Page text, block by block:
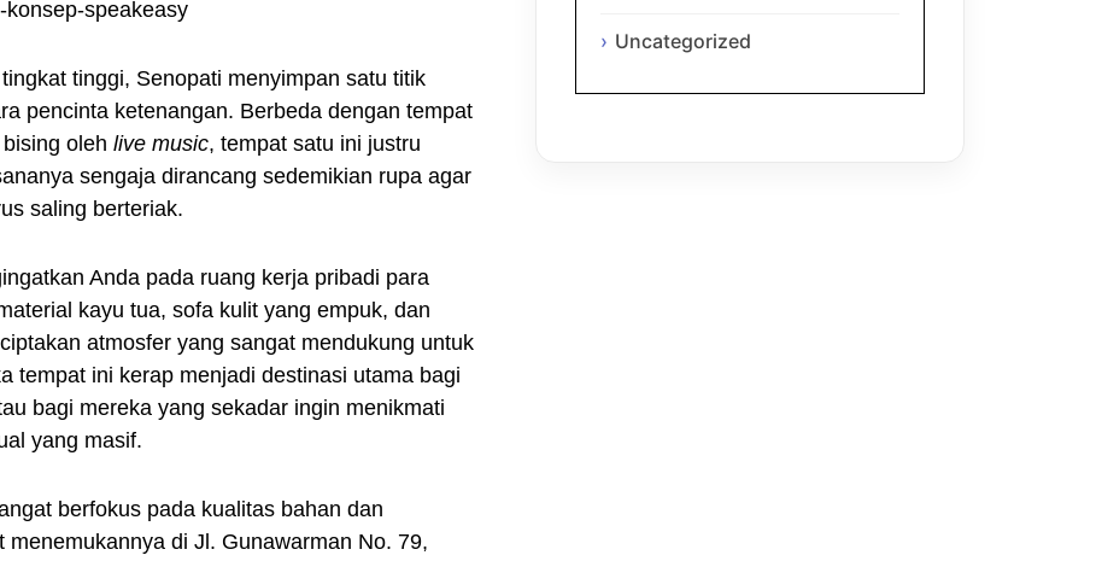
tinggi, Senopati menyimpan satu titik
pencinta ketenangan. Berbeda dengan tempat
oleh live music, tempat satu ini justru
sengaja dirancang sedemikian rupa agar
saling berteriak.
Anda pada ruang kerja pribadi para
kayu tua, sofa kulit yang empuk, dan
atmosfer yang sangat mendukung untuk
tempat ini kerap menjadi destinasi utama bagi
bagi mereka yang sekadar ingin menikmati
yang masif.
berfokus pada kualitas bahan dan
di Jl. Gunawarman No. 79,
Uncategorized